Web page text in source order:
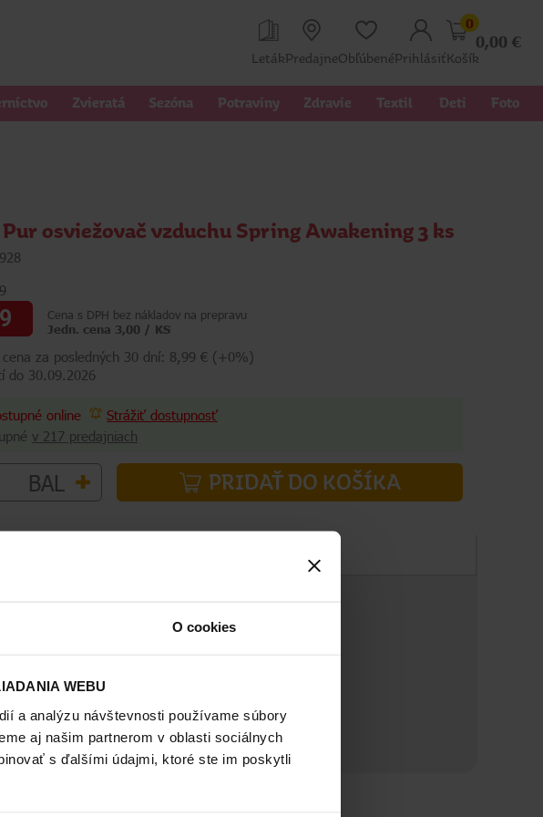
O cookies
WEBU
a analýzu návštevnosti používame súbory
aj našim partnerom v oblasti sociálnych
s ďalšími údajmi, ktoré ste im poskytli
LetákPredajneObľúbenéPrihlásiť
0
0,00 €
Košík
Zvieratá Sezóna Potraviny Zdravie Textil Deti Foto
osviežovač vzduchu Spring Awakening 3 ks
Cena s DPH bez nákladov na prepravu
Jedn. cena 3,00 / KS
cena za posledných 30 dní: 8,99 € (+0%)
do 30.09.2026
online
Strážiť dostupnosť
v 217 predajniach
BAL + PRIDAŤ DO KOŠÍKA
sviežosťou jarných kvetov. 3 kusy v balení.
Zloženie